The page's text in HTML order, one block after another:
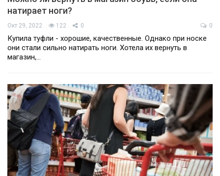
натирает ноги?
Окт 29, 2022 122 0 0
Купила туфли - хорошие, качественные. Однако при носке
они стали сильно натирать ноги. Хотела их вернуть в
магазин,…